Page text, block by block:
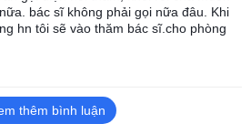
bác sĩ không phải gọi nữa đâu. Khi
hn tôi sẽ vào thăm bác sĩ.cho phòng
thêm bình luận